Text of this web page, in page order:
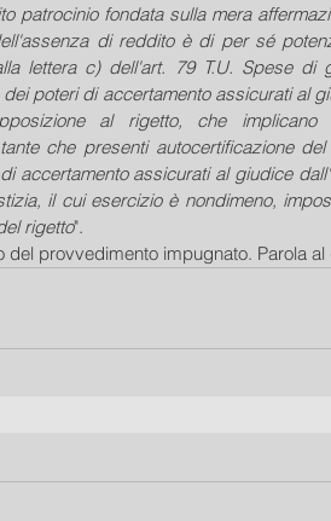
patrocinio fondata sulla mera
di reddito è di per sé
lettera c) dell'art. 79 T.U. Spese di
poteri di accertamento assicurati al
al rigetto, che implicano
che presenti autocertificazione
accertamento assicurati al giudice
il cui esercizio è nondimeno,
rigetto".
del provvedimento impugnato. Parola